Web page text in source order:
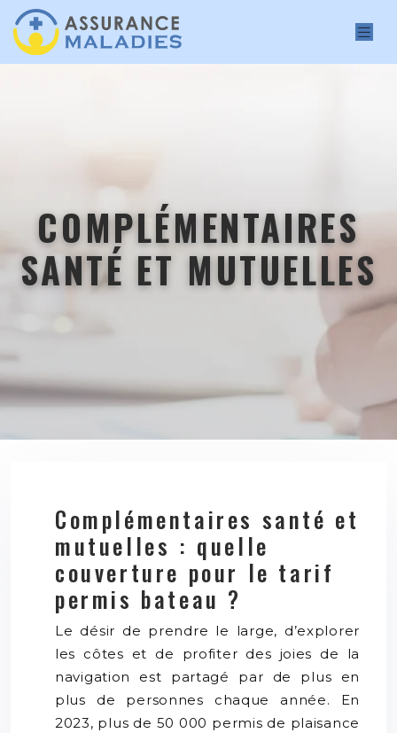
COMPLÉMENTAIRES
SANTÉ ET MUTUELLES
Complémentaires santé et
mutuelles : quelle
couverture pour le tarif
permis bateau ?
Le désir de prendre le large, d’explorer
les côtes et de profiter des joies de la
navigation est partagé par de plus en
plus de personnes chaque année. En
2023, plus de 50 000 permis de plaisance